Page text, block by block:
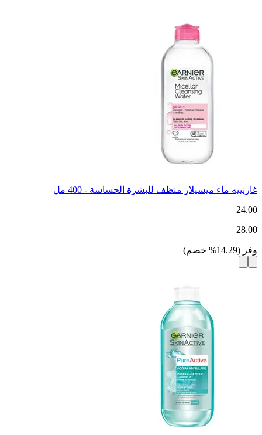
غارنييه ماء ميسيلار منظف للبشرة الحساسة - 400 مل
24.00
28.00
وفر (
14.29
% خصم)